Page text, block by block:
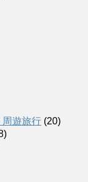
周遊旅行 (20)